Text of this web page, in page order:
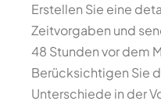
Erstellen Sie eine
Zeitvorgaben und
48 Stunden vor dem
Berücksichtigen Sie
Unterschiede in der